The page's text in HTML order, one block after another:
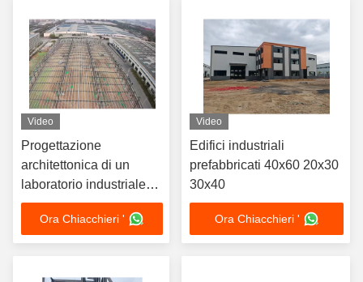
Video
Progettazione
architettonica di un
laboratorio industriale
magazzino ufficio,
edificio a due piani in
acciaio
Ora Chiacchieri '
Video
Edifici industriali
prefabbricati 40x60 20x30
30x40
Ora Chiacchieri '